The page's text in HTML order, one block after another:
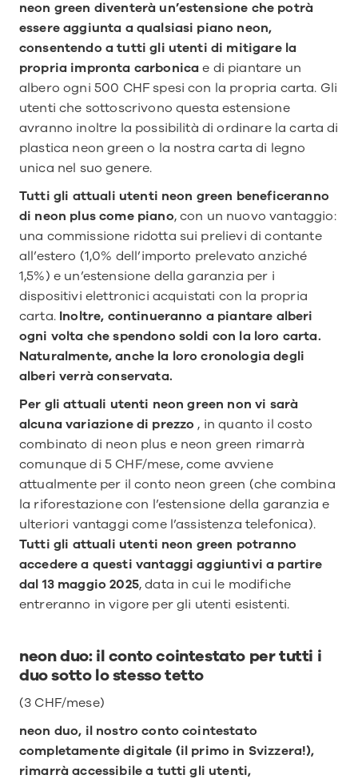
neon green diventerà un’estensione che potrà
essere aggiunta a qualsiasi piano neon,
consentendo a tutti gli utenti di mitigare la
propria impronta carbonica e di piantare un
albero ogni 500 CHF spesi con la propria carta. Gli
utenti che sottoscrivono questa estensione
avranno inoltre la possibilità di ordinare la carta di
plastica neon green o la nostra carta di legno
unica nel suo genere.
Tutti gli attuali utenti neon green beneficeranno
di neon plus come piano, con un nuovo vantaggio:
una commissione ridotta sui prelievi di contante
all’estero (1,0% dell’importo prelevato anziché
1,5%) e un’estensione della garanzia per i
dispositivi elettronici acquistati con la propria
carta. Inoltre, continueranno a piantare alberi
ogni volta che spendono soldi con la loro carta.
Naturalmente, anche la loro cronologia degli
alberi verrà conservata.
Per gli attuali utenti neon green non vi sarà
alcuna variazione di prezzo , in quanto il costo
combinato di neon plus e neon green rimarrà
comunque di 5 CHF/mese, come avviene
attualmente per il conto neon green (che combina
la riforestazione con l’estensione della garanzia e
ulteriori vantaggi come l’assistenza telefonica).
Tutti gli attuali utenti neon green potranno
accedere a questi vantaggi aggiuntivi a partire
dal 13 maggio 2025, data in cui le modifiche
entreranno in vigore per gli utenti esistenti.
neon duo: il conto cointestato per tutti i
duo sotto lo stesso tetto
(3 CHF/mese)
neon duo, il nostro conto cointestato
completamente digitale (il primo in Svizzera!),
rimarrà accessibile a tutti gli utenti,